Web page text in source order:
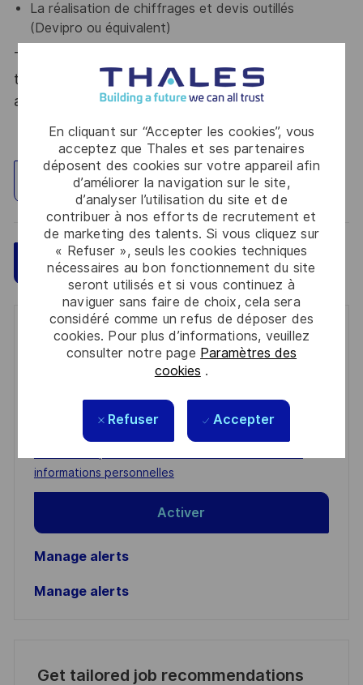
En cliquant sur “Accepter les cookies”, vous
acceptez que Thales et ses partenaires
déposent des cookies sur votre appareil afin
d’améliorer la navigation sur le site,
d’analyser l’utilisation du site et de
contribuer à nos efforts de recrutement et
de marketing des talents. Si vous cliquez sur
« Refuser », seuls les cookies techniques
nécessaires au bon fonctionnement du site
seront utilisés et si vous continuez à
naviguer sans faire de choix, cela sera
considéré comme un refus de déposer des
cookies. Pour plus d’informations, veuillez
consulter notre page Paramètres des
cookies .
Refuser Accepter
La réalisation de chiffrages et devis outillés
(Devipro ou équivalent)
Thales, entreprise Handi-Engagée, reconnait
tous les talents. La diversité est notre meilleur
atout. Postulez et rejoignez nous !
Explorez un site
Postulez maintenant Sauvegarder
Get notified for similar jobs
You'll receive updates once a week
(Required)
informations personnelles
Activer
Manage alerts
Manage alerts
Get tailored job recommendations